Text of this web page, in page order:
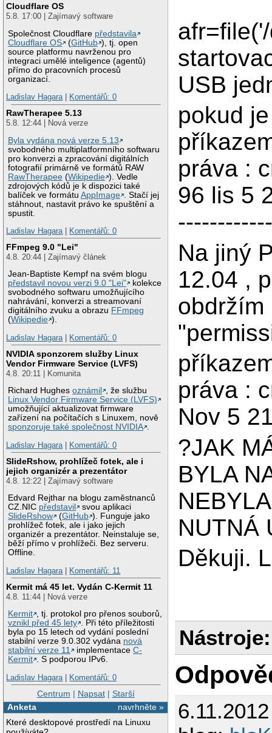
Cloudflare OS
5.8. 17:00 | Zajímavý software
Společnost Cloudflare představila
Cloudflare OS
(GitHub ), tj. open
source platformu navrženou pro
integraci umělé inteligence (agentů)
přímo do pracovních procesů
organizací.
Ladislav Hagara| Komentářů: 0
RawTherapee 5.13
5.8. 12:44 | Nová verze
Byla vydána nová verze 5.13
svobodného multiplatformního softwaru
pro konverzi a zpracování digitálních
fotografií primárně ve formátů RAW
RawTherapee (Wikipedie ). Vedle
zdrojových kódů je k dispozici také
balíček ve formátuAppImage
. Stačí jej
stáhnout, nastavit právo ke spuštění a
spustit.
Ladislav Hagara| Komentářů: 0
FFmpeg 9.0 "Lei"
4.8. 20:44 | Zajímavý článek
Jean-Baptiste Kempf na svém blogu
představil novou verzi 9.0 "Lei"
kolekce
svobodného softwaru umožňujícího
nahrávání, konverzi a streamovaní
digitálního zvuku a obrazu FFmpeg
(Wikipedie ).
Ladislav Hagara| Komentářů: 0
NVIDIA sponzorem služby Linux
Vendor Firmware Service (LVFS)
4.8. 20:11 | Komunita
Richard Hughesoznámil
, že službu
Linux Vendor Firmware Service (LVFS)
umožňující aktualizovat firmware
zařízení na počítačích s Linuxem, nově
sponzoruje také společnost NVIDIA .
Ladislav Hagara| Komentářů: 0
SlideRshow, prohlížeč fotek, ale i
jejich organizér a prezentátor
4.8. 12:22 | Zajímavý software
Edvard Rejthar na blogu zaměstnanců
CZ.NIC představil
svou aplikaci
SlideRshow
(GitHub ). Funguje jako
prohlížeč fotek, ale i jako jejich
organizér a prezentátor. Neinstaluje se,
běží přímo v prohlížeči. Bez serveru.
Offline.
Ladislav Hagara| Komentářů: 11
Kermit má 45 let. Vydán C-Kermit 11
4.8. 11:44 | Nová verze
Kermit , tj. protokol pro přenos souborů,
vznikl před 45 lety . Při této příležitosti
byla po 15 letech od vydání poslední
stabilní verze 9.0.302 vydána nová
stabilní verze 11
implementaceC-
Kermit . S podporou IPv6.
Ladislav Hagara| Komentářů: 0
Centrum | Napsat| Starší
navrhněte »
Anketa
Které desktopové prostředí na Linuxu
USB
pokud
práva :
96 lis 5
Na jiný
12.04 ,
obdržím
práva :
Nov 5
?JAK
BYLA
NUTNÁ
Děkuji.
Nástroje: